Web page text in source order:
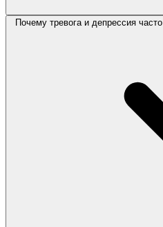
Почему тревога и депрессия